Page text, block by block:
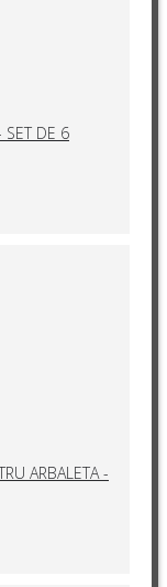
SET DE 6
ARBALETA -